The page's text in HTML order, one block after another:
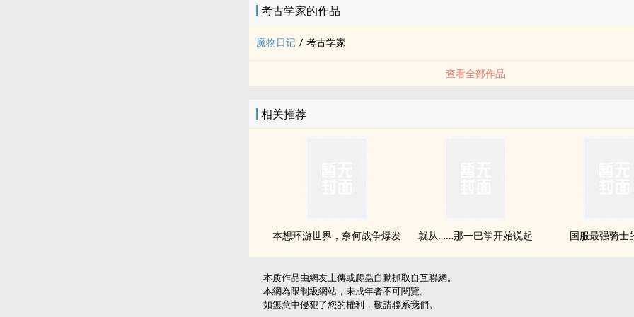
考古学家的作品
魔物日记 / 考古学家
查看全部作品
相关推荐
本想环游世界，奈何战争爆发 就从……那一巴掌开始说起 国服最强骑士
本质作品由網友上傳或爬蟲自動抓取自互聯網。
本網為限制級網站，未成年者不可閱覽。
如無意中侵犯了您的權利，敬請聯系我們。